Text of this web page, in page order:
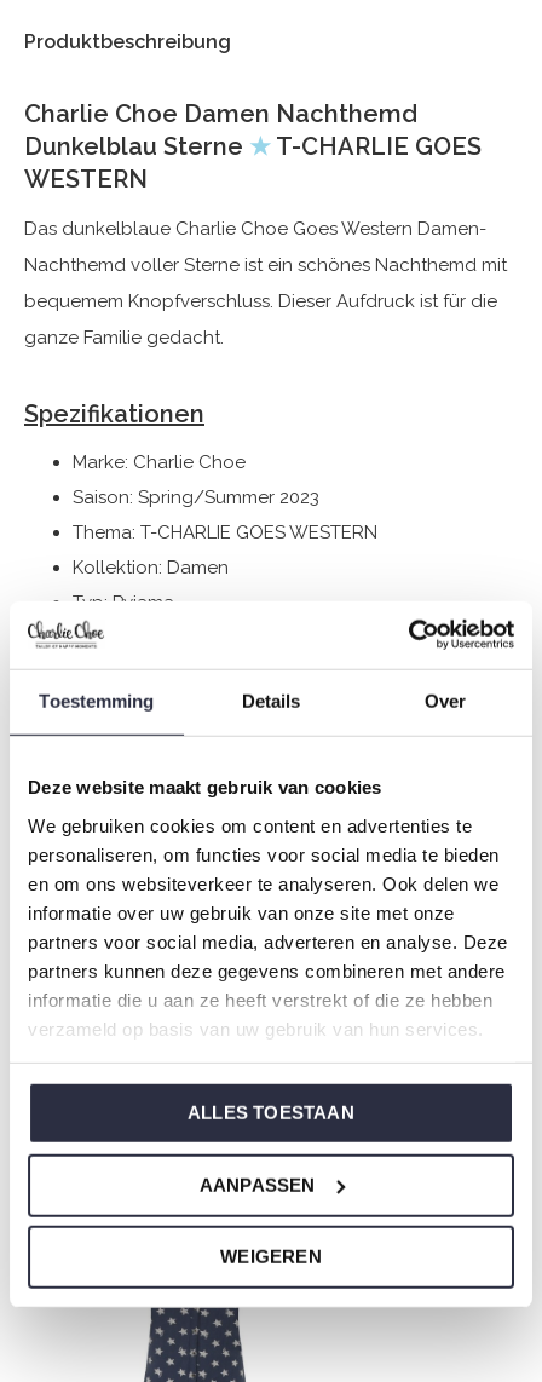
Toestemming Details Over
Deze website maakt gebruik van cookies
We gebruiken cookies om content en advertenties te
personaliseren, om functies voor social media te bieden
en om ons websiteverkeer te analyseren. Ook delen we
informatie over uw gebruik van onze site met onze
partners voor social media, adverteren en analyse. Deze
partners kunnen deze gegevens combineren met andere
informatie die u aan ze heeft verstrekt of die ze hebben
verzameld op basis van uw gebruik van hun services.
ALLES TOESTAAN
AANPASSEN
WEIGEREN
Produktbeschreibung
Charlie Choe Damen Nachthemd
Dunkelblau Sterne ★ T-CHARLIE GOES
WESTERN
Das dunkelblaue Charlie Choe Goes Western Damen-
Nachthemd voller Sterne ist ein schönes Nachthemd mit
bequemem Knopfverschluss. Dieser Aufdruck ist für die
ganze Familie gedacht.
Spezifikationen
Marke: Charlie Choe
Saison: Spring/Summer 2023
Thema: T-CHARLIE GOES WESTERN
Kollektion: Damen
Typ: Pyjama
Geschlecht: Damen
Farbe: Navy
Zusammensetzung: 95% Cotton/ 5% Elastane
Artikelnummer: T47134-38
einem wunderbar weichen Jersey und hat eine perfekte
Passform.
Sie sind sich nicht sicher, welche Größe Sie für unsere
Nachtwäsche wählen sollen?
Klicken Sie dannhier für die Größentabelle von Charlie
Choe.
Nicht ze vergessen